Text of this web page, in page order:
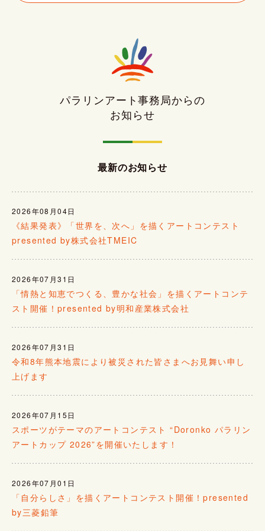
パラリンアート事務局からの
お知らせ
最新のお知らせ
2026年08月04日
《結果発表》「世界を、次へ」を描くアートコンテスト
presented by株式会社TMEIC
2026年07月31日
「情熱と知恵でつくる、豊かな社会」を描くアートコンテ
スト開催！presented by明和産業株式会社
2026年07月31日
令和8年熊本地震により被災された皆さまへお見舞い申し
上げます
2026年07月15日
スポーツがテーマのアートコンテスト “Doronko パラリン
アートカップ 2026”を開催いたします！
2026年07月01日
「自分らしさ」を描くアートコンテスト開催！presented
by三菱鉛筆